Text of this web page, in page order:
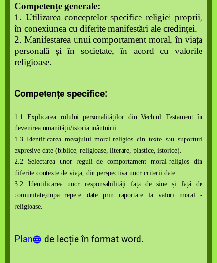
Competențe generale:
1. Utilizarea conceptelor specifice religiei proprii,
în conexiunea cu diferite manifestări ale credinței.
2. Manifestarea unui comportament moral, în viața
personală și în societate, în acord cu valorile
religioase.
Competențe specifice:
1.1 Explicarea rolului personalităților din Vechiul Testament în
devenirea umanității/istoria mântuirii
1.3 Identificarea mesajului moral-religios din texte sau suporturi
expresive date (biblice, religioase, literare, plastice, istorice).
2.2 Selectarea unor reguli de comportament moral-religios din
diferite contexte de viața, din perspectiva unor criterii date.
3.2 Identificarea unor responsabilități față de sine și față de
comunitate,după repere date prin raportare la valori moral -
religioase.
Plan de lecție în format word.